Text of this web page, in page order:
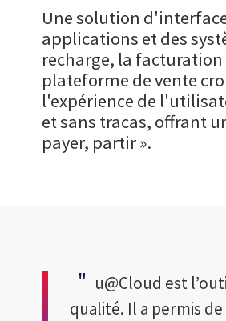
Une solution
applications et des
recharge, la facturation
plateforme de vente
l'expérience de
et sans tracas, offrant
payer, partir ».
u@Cloud est
qualité. Il a permis